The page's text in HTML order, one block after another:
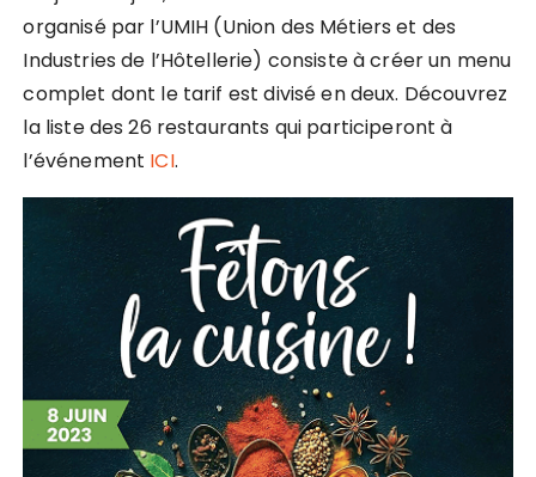
organisé par l’UMIH (Union des Métiers et des
Industries de l’Hôtellerie) consiste à créer un menu
complet dont le tarif est divisé en deux. Découvrez
la liste des 26 restaurants qui participeront à
l’événement ICI.